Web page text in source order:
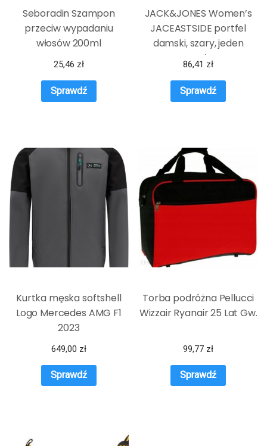
Seboradin Szampon
przeciw wypadaniu
włosów 200ml
25,46 zł
Sprawdź
JACK&JONES Women’s
JACEASTSIDE portfel
damski, szary, jeden
rozmiar
86,41 zł
Sprawdź
Kurtka męska softshell
Logo Mercedes AMG F1
2023
649,00 zł
Sprawdź
Torba podróżna Pellucci
Wizzair Ryanair 25 Lat Gw.
99,77 zł
Sprawdź